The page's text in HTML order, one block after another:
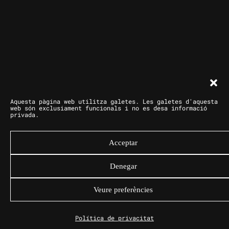
Aquesta pàgina web utilitza galetes. Les galetes d'aquesta
web són exclusiament funcionals i no es desa informació
privada.
Acceptar
Denegar
Veure preferències
Política de privacitat